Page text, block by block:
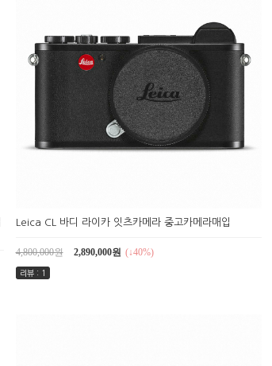
Leica CL 바디 라이카 잇츠카메라 중고카메라매입
4,800,000원 2,890,000원 (↓40%)
리뷰 : 1